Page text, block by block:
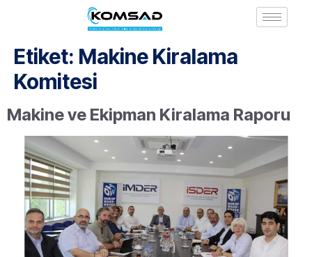
Etiket: Makine Kiralama
Komitesi
Makine ve Ekipman Kiralama Raporu